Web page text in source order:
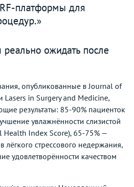
платформы для
реально ожидать после
опубликованные в Journal of
Lasers in Surgery and Medicine,
результаты: 85-90% пациенток
увлажнённости слизистой
Health Index Score), 65-75% —
стрессового недержания,
удовлетворённости качеством